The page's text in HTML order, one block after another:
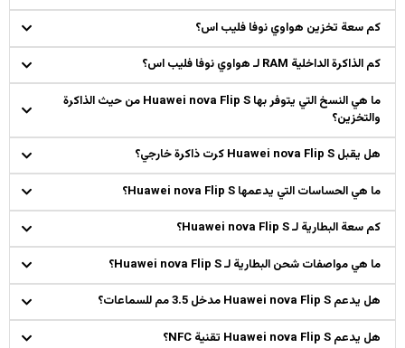
كم سعة تخزين هواوي نوفا فليب اس؟
كم الذاكرة الداخلية RAM لـ هواوي نوفا فليب اس؟
ما هي النسخ التي يتوفر بها Huawei nova Flip S من حيث الذاكرة
والتخزين؟
هل يقبل Huawei nova Flip S كرت ذاكرة خارجي؟
ما هي الحساسات التي يدعمها Huawei nova Flip S؟
كم سعة البطارية لـ Huawei nova Flip S؟
ما هي مواصفات شحن البطارية لـ Huawei nova Flip S؟
هل يدعم Huawei nova Flip S مدخل 3.5 مم للسماعات؟
هل يدعم Huawei nova Flip S تقنية NFC؟